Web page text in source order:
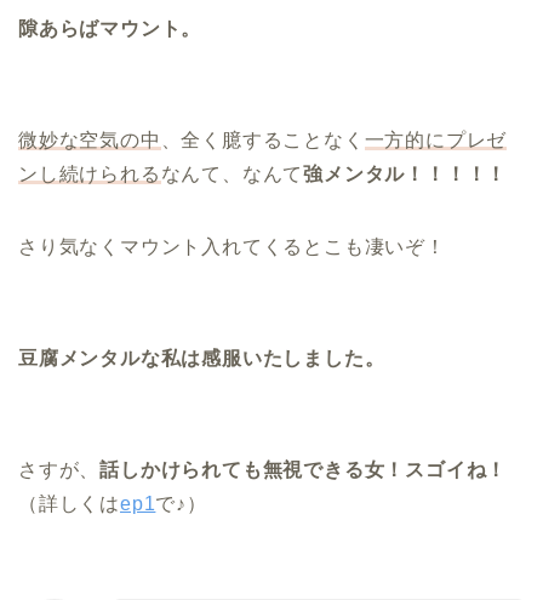
隙あらばマウント。
微妙な空気の中 、全く臆することなく 一方的にプレゼ
ンし続けられる なんて、なんて強メンタル！！！！！
さり気なくマウント入れてくるとこも凄いぞ！
豆腐メンタルな私は感服いたしました。
さすが、話しかけられても無視できる女！スゴイね！
（詳しくはep1で♪）